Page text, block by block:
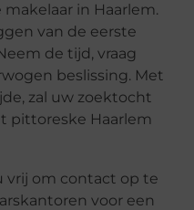
in Haarlem.
van de eerste
de tijd, vraag
beslissing. Met
zal uw zoektocht
pittoreske Haarlem
vrij om contact op te
voor een